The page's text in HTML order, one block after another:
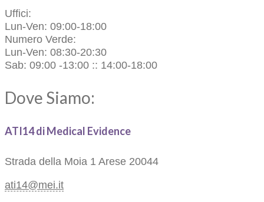
Uffici:
Lun-Ven: 09:00-18:00
Numero Verde:
Lun-Ven: 08:30-20:30
Sab: 09:00 -13:00 :: 14:00-18:00
Dove Siamo:
ATI14 di Medical Evidence
Strada della Moia 1 Arese 20044
ati14@mei.it